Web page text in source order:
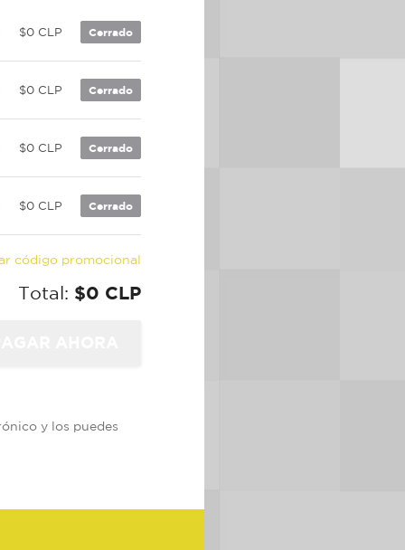
$0 CLP Cerrado
$0 CLP Cerrado
$0 CLP Cerrado
$0 CLP Cerrado
código promocional
Total: $0 CLP
y los puedes